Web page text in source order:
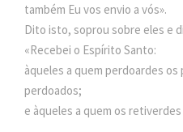
também Eu vos envio a vós».
Dito isto, soprou sobre eles e
«Recebei o Espírito Santo:
àqueles a quem perdoardes
perdoados;
e àqueles a quem os